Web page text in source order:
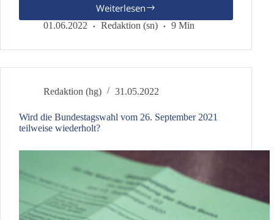
Weiterlesen
Was
hat
Internationale
dem
Sinn
Lebens
tun?
01.06.2022 Redaktion (sn) 9 Min
Redaktion (hg) 31.05.2022
Wird die Bundestagswahl vom 26. September 2021
teilweise wiederholt?